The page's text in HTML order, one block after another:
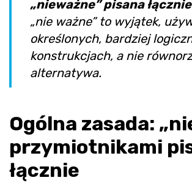
„nieważne” pisana łącznie
„nie ważne” to wyjątek,
określonych, bardziej
konstrukcjach, a nie
alternatywa.
Ogólna zasada:
przymiotnikami
łącznie